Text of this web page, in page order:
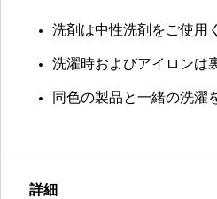
洗剤は中性洗剤をご使用
洗濯時およびアイロンは
同色の製品と一緒の洗濯
詳細